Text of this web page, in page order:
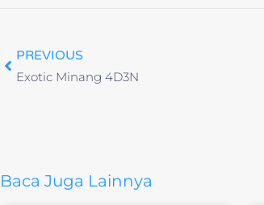
PREVIOUS
Exotic Minang 4D3N
Baca Juga Lainnya